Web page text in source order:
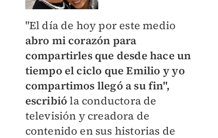
"El día de hoy por este medio
abro mi corazón para
compartirles que desde hace un
tiempo el ciclo que Emilio y yo
compartimos llegó a su fin",
escribió la conductora de
televisión y creadora de
contenido en sus historias de